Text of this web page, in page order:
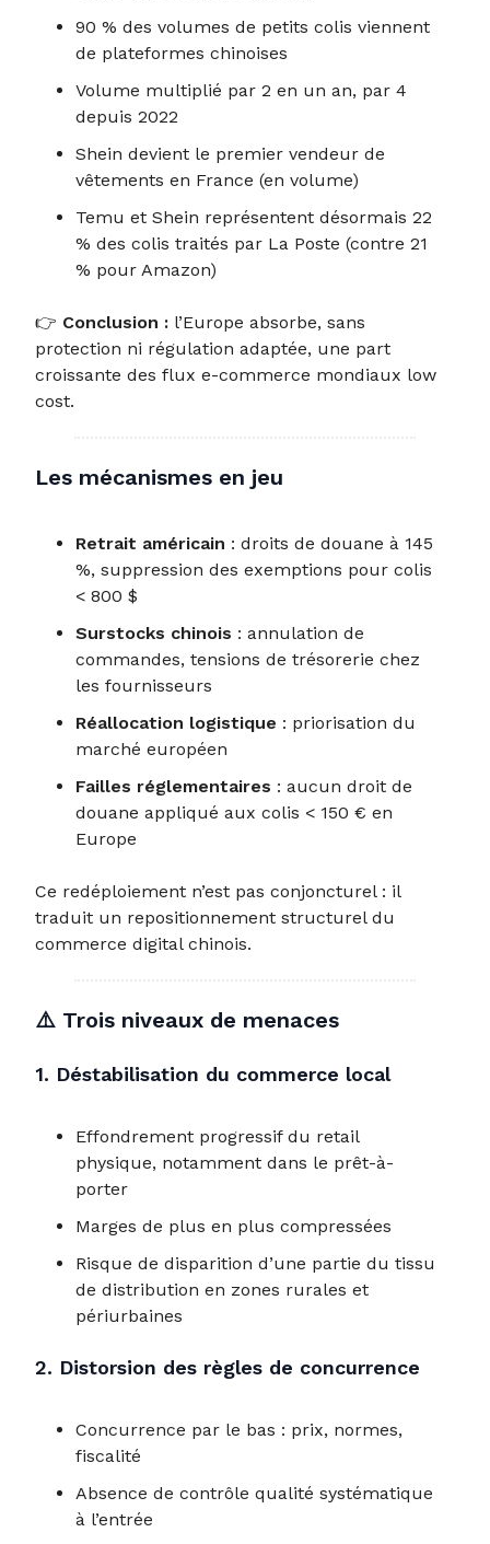
90 % des volumes de petits colis viennent
de plateformes chinoises
Volume multiplié par 2 en un an, par 4
depuis 2022
Shein devient le premier vendeur de
vêtements en France (en volume)
Temu et Shein représentent désormais 22
% des colis traités par La Poste (contre 21
% pour Amazon)
👉 Conclusion : l’Europe absorbe, sans
protection ni régulation adaptée, une part
croissante des flux e-commerce mondiaux low
cost.
Les mécanismes en jeu
Retrait américain : droits de douane à 145
%, suppression des exemptions pour colis
< 800 $
Surstocks chinois : annulation de
commandes, tensions de trésorerie chez
les fournisseurs
Réallocation logistique : priorisation du
marché européen
Failles réglementaires : aucun droit de
douane appliqué aux colis < 150 € en
Europe
Ce redéploiement n’est pas conjoncturel : il
traduit un repositionnement structurel du
commerce digital chinois.
⚠️ Trois niveaux de menaces
1. Déstabilisation du commerce local
Effondrement progressif du retail
physique, notamment dans le prêt-à-
porter
Marges de plus en plus compressées
Risque de disparition d’une partie du tissu
de distribution en zones rurales et
périurbaines
2. Distorsion des règles de concurrence
Concurrence par le bas : prix, normes,
fiscalité
Absence de contrôle qualité systématique
à l’entrée